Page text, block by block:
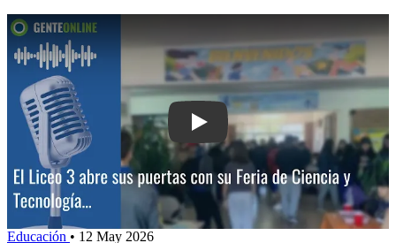
Play: El Liceo 3 abre sus puertas con
Educación • 12 May 2026